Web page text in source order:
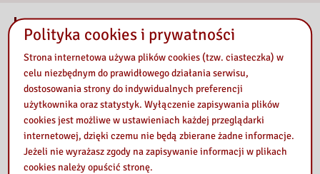
Our library
Polityka cookies i prywatności
Strona internetowa używa plików cookies (tzw. ciasteczka) w
celu niezbędnym do prawidłowego działania serwisu,
dostosowania strony do indywidualnych preferencji
użytkownika oraz statystyk. Wyłączenie zapisywania plików
cookies jest możliwe w ustawieniach każdej przeglądarki
internetowej, dzięki czemu nie będą zbierane żadne informacje.
Jeżeli nie wyrażasz zgody na zapisywanie informacji w plikach
cookies należy opuścić stronę.